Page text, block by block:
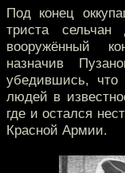
Под конец
триста
вооружённый
назначив
убедившись, что
людей в
где и остался
Красной Армии.